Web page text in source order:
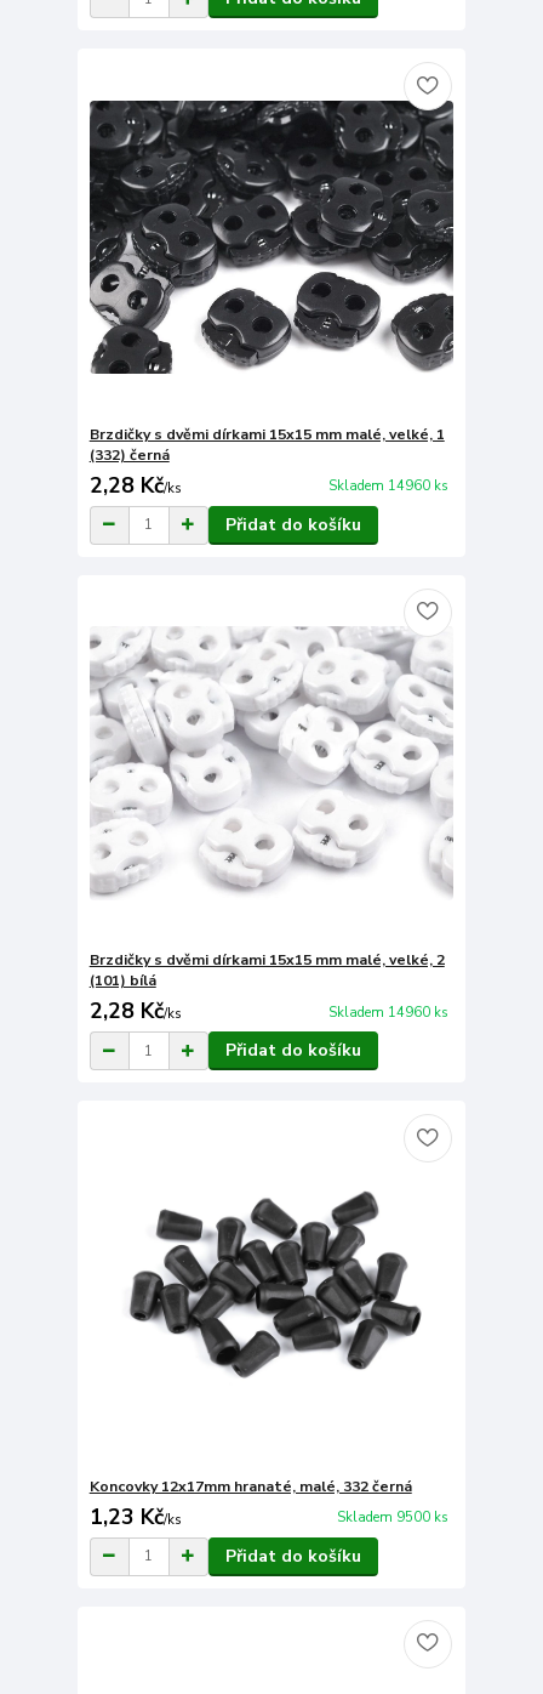
Brzdičky s dvěmi dírkami 15x15 mm malé, velké, 1
(332) černá
2,28 Kč/ks Skladem 14960 ks
Přidat do košíku
Brzdičky s dvěmi dírkami 15x15 mm malé, velké, 2
(101) bílá
2,28 Kč/ks Skladem 14960 ks
Přidat do košíku
Koncovky 12x17mm hranaté, malé, 332 černá
1,23 Kč/ks Skladem 9500 ks
Přidat do košíku